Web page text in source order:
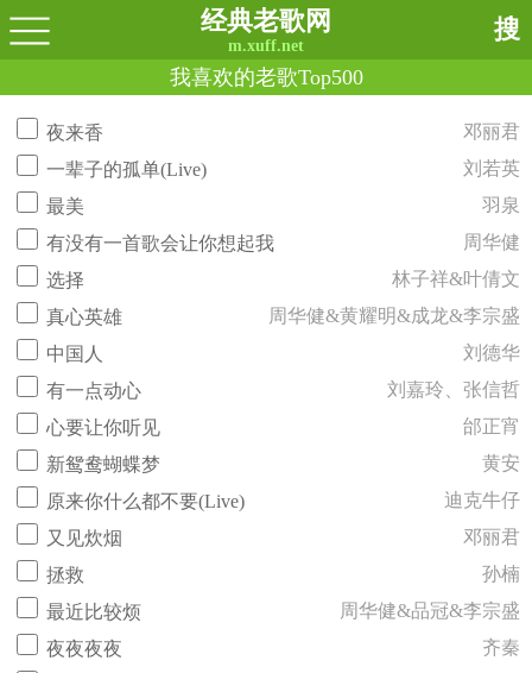
经典老歌网
m.xuff.net
搜
我喜欢的老歌Top500
夜来香
邓丽君
一辈子的孤单(Live)
刘若英
最美
羽泉
有没有一首歌会让你想起我
周华健
选择
林子祥&叶倩文
真心英雄
周华健&黄耀明&成龙&李宗盛
中国人
刘德华
有一点动心
刘嘉玲、张信哲
心要让你听见
邰正宵
新鸳鸯蝴蝶梦
黄安
原来你什么都不要(Live)
迪克牛仔
又见炊烟
邓丽君
拯救
孙楠
最近比较烦
周华健&品冠&李宗盛
夜夜夜夜
齐秦